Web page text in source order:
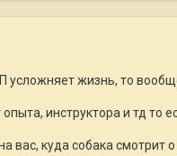
усложняет жизнь, то
инструктора и тд то
вас, куда собака смотрит